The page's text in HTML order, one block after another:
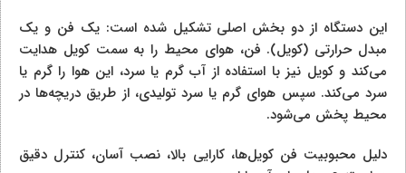
این دستگاه از دو بخش اصلی تشکیل شده است: یک فن و یک
مبدل حرارتی (کویل). فن، هوای محیط را به سمت کویل هدایت
می‌کند و کویل نیز با استفاده از آب گرم یا سرد، این هوا را گرم یا
سرد می‌کند. سپس هوای گرم یا سرد تولیدی، از طریق دریچه‌ها در
محیط پخش می‌شود.
دلیل محبوبیت فن کویل‌ها، کارایی بالا، نصب آسان، کنترل دقیق